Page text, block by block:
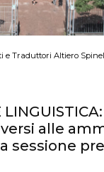
e Traduttori Altiero
alle
sessione